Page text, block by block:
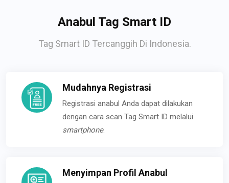
Anabul Tag Smart ID
Tag Smart ID Tercanggih Di Indonesia.
Mudahnya Registrasi
Registrasi anabul Anda dapat dilakukan
dengan cara scan Tag Smart ID melalui
smartphone.
Menyimpan Profil Anabul